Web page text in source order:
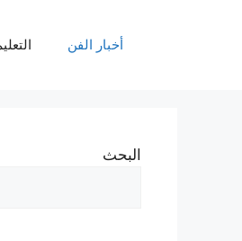
أخبار الفن
البحث